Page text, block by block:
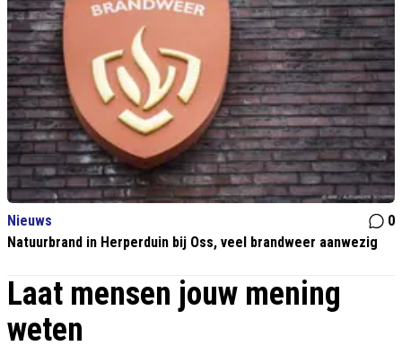
Nieuws
0
Natuurbrand in Herperduin bij Oss, veel brandweer aanwezig
Laat mensen jouw mening
weten